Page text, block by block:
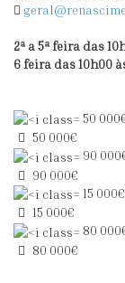
2ª a 5ª feira das
6 feira das 10h00
50
50 000€
90
90 000€
15
15 000€
80
80 000€